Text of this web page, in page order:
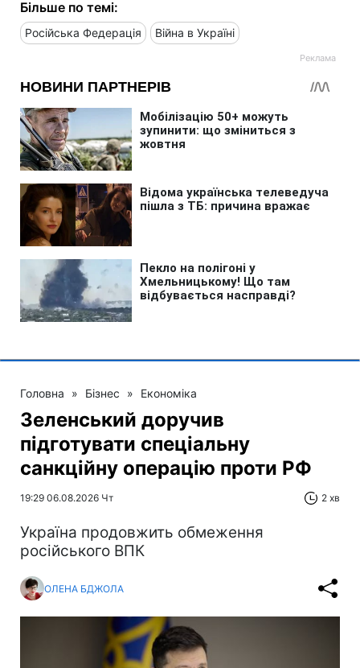
Більше по темі:
Російська Федерація Війна в Україні
Головна » Бізнес » Економіка
Зеленський доручив
підготувати спеціальну
санкційну операцію проти РФ
19:29 06.08.2026 Чт 2 хв
Україна продовжить обмеження
російського ВПК
ОЛЕНА БДЖОЛА